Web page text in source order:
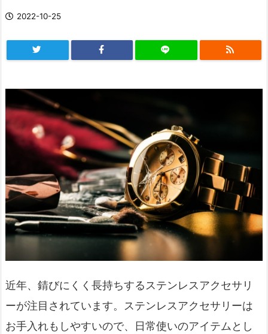
2022-10-25
近年、錆びにくく長持ちするステンレスアクセサリ
ーが注目されています。
ステンレスアクセサリーは
お手入れもしやすいので、日常使いのアイテムとし